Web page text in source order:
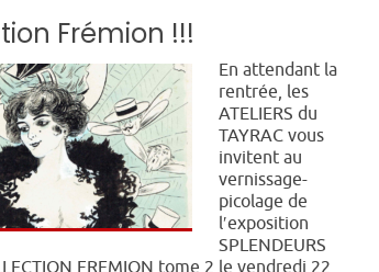
Frémion !!!
En attendant la
rentrée, les
ATELIERS du
TAYRAC vous
invitent au
vernissage-
picolage de
l′exposition
SPLENDEURS